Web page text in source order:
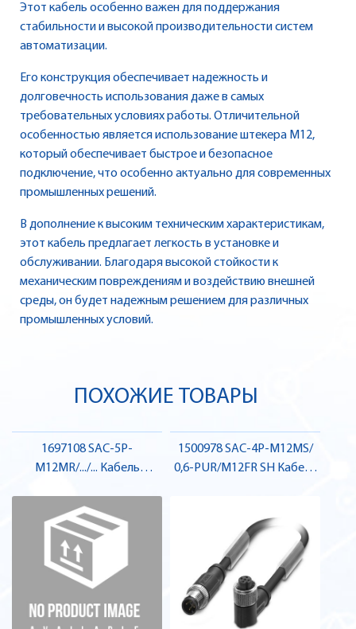
Этот кабель особенно важен для поддержания
стабильности и высокой производительности систем
автоматизации.
Его конструкция обеспечивает надежность и
долговечность использования даже в самых
требовательных условиях работы. Отличительной
особенностью является использование штекера M12,
который обеспечивает быстрое и безопасное
подключение, что особенно актуально для современных
промышленных решений.
В дополнение к высоким техническим характеристикам,
этот кабель предлагает легкость в установке и
обслуживании. Благодаря высокой стойкости к
механическим повреждениям и воздействию внешней
среды, он будет надежным решением для различных
промышленных условий.
ПОХОЖИЕ ТОВАРЫ
1697108 SAC-5P-
M12MR/.../... Кабель
1500978 SAC-4P-M12MS/
0,6-PUR/M12FR SH Кабель
Pheonix Contact